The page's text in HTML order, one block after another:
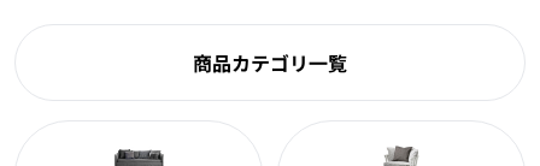
商品カテゴリ一覧